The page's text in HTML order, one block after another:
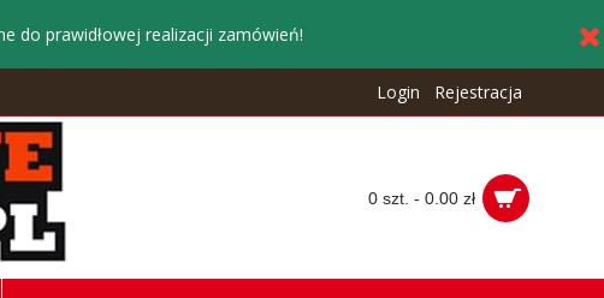
do prawidłowej realizacji zamówień!
Login Rejestracja
0 szt. - 0.00 zł